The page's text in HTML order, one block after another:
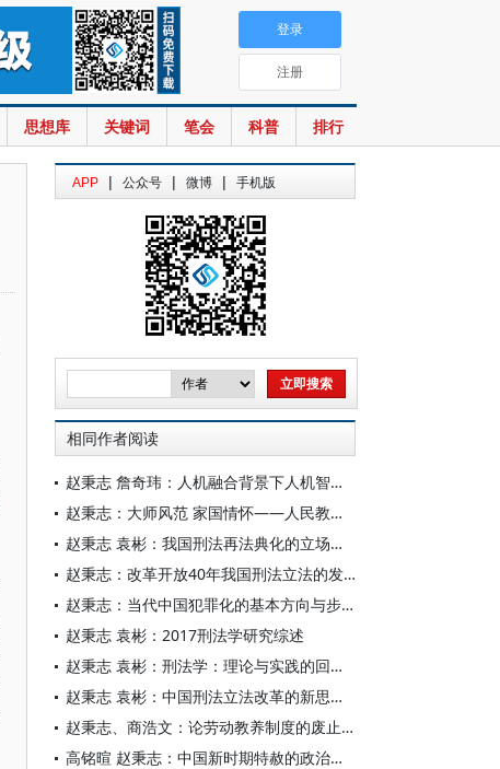
思想库 关键词 笔会 科普 排行
登录
注册
APP | 公众号 | 微博 | 手机版
相同作者阅读
赵秉志 詹奇玮：人机融合背景下人机智能体的刑事责任探究
赵秉志：大师风范 家国情怀——人民教育家高铭暄先生的三个心愿
赵秉志 袁彬：我国刑法再法典化的立场与选择
赵秉志：改革开放40年我国刑法立法的发展及其完善
赵秉志：当代中国犯罪化的基本方向与步骤——以《刑法修正案（九）》为主要视角
赵秉志 袁彬：2017刑法学研究综述
赵秉志 袁彬：刑法学：理论与实践的回顾、反思及前瞻
赵秉志 袁彬：中国刑法立法改革的新思维——以《刑法修正案（九）》为中心
赵秉志、商浩文：论劳动教养制度的废止与刑法调整
高铭暄 赵秉志：中国新时期特赦的政治与法治意义